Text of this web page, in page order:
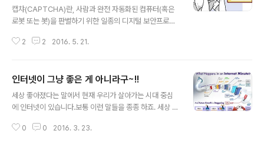
캡챠(CAPTCHA)란, 사람과 완전 자동화된 컴퓨터(혹은
로봇 또는 봇)을 판별하기 위한 일종의 디지털 보안프로그
를 풀어 쓴 문장 Completely Automated Public Turi
전달하고자 하는 건 아니니 이에 대한 자세한 내용은 위키
백과 및 인터넷 검색을 통해 확인하시길 바랍니다. 어쨌든
알아둘 만한 지식으로 가치있고, 또 필요에 따라서는 언젠
보.. 보통 나이 드신 분들 입장에서 이것 저것 새롭게 출현
2 2 2016. 5. 21.
인터넷이 그냥 좋은 게 아니라구~!!
세상 좋아졌다는 말에서 현재 우리가 살아가는 시대 중심
에 인터넷이 있습니다.보통 이런 말들을 종종 하죠. 세상 참
이 틀린 건 아니지만 오해할 소지가 아주 많습니다.특히 디
0 0 2016. 3. 23.